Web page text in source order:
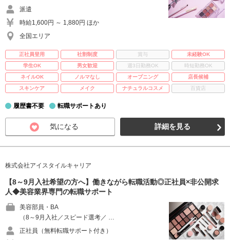
派遣
時給1,600円 ～ 1,880円 ほか
全国エリア
正社員登用 社割制度 賞与
未経験OK
学生OK
男女歓迎 週3日勤務OK
時短勤務OK
ネイルOK
ノルマなし オープニング
店長候補
スキンケア
メイク ナチュラルコスメ 百貨店
履歴書不要 転職サポートあり
気になる 詳細を見る
株式会社アイスタイルキャリア
【8～9月入社希望の方へ】働きながら転職活動◎正社員×非公開求
人◆美容業界専門の転職サポート
美容部員・BA
（8～9月入社／スピード選考／ …
正社員（無料転職サポート付き）